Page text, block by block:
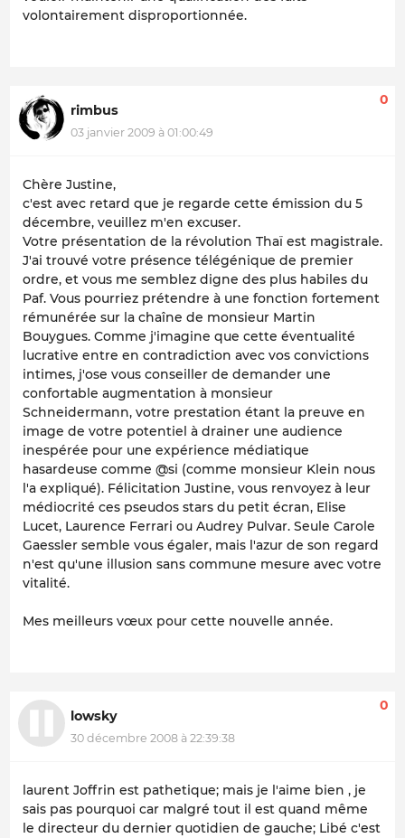
volontairement disproportionnée.
rimbus
03 janvier 2009 à 01:00:49
0
Chère Justine,
c'est avec retard que je regarde cette émission du 5
décembre, veuillez m'en excuser.
Votre présentation de la révolution Thaï est magistrale.
J'ai trouvé votre présence télégénique de premier
ordre, et vous me semblez digne des plus habiles du
Paf. Vous pourriez prétendre à une fonction fortement
rémunérée sur la chaîne de monsieur Martin
Bouygues. Comme j'imagine que cette éventualité
lucrative entre en contradiction avec vos convictions
intimes, j'ose vous conseiller de demander une
confortable augmentation à monsieur
Schneidermann, votre prestation étant la preuve en
image de votre potentiel à drainer une audience
inespérée pour une expérience médiatique
hasardeuse comme @si (comme monsieur Klein nous
l'a expliqué). Félicitation Justine, vous renvoyez à leur
médiocrité ces pseudos stars du petit écran, Elise
Lucet, Laurence Ferrari ou Audrey Pulvar. Seule Carole
Gaessler semble vous égaler, mais l'azur de son regard
n'est qu'une illusion sans commune mesure avec votre
vitalité.
Mes meilleurs vœux pour cette nouvelle année.
lowsky
30 décembre 2008 à 22:39:38
0
laurent Joffrin est pathetique; mais je l'aime bien , je
sais pas pourquoi car malgré tout il est quand même
le directeur du dernier quotidien de gauche; Libé c'est